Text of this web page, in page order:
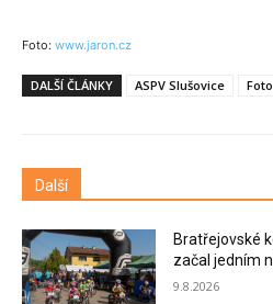
Foto: www.jaron.cz
DALŠÍ ČLÁNKY ASPV Slušovice Foto
Další
Bratřejovské
začal jedním
9.8.2026